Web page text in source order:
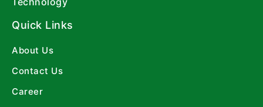
Quick Links
About Us
Contact Us
Career